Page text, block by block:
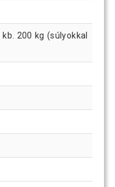
kb. 200 kg (súlyokkal